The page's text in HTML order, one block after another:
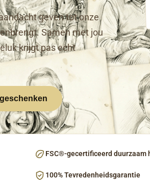
geven tot onze
Samen met jou
krijgt pas echt
FSC®-gecertificeerd duurzaam
100% Tevredenheidsgarantie